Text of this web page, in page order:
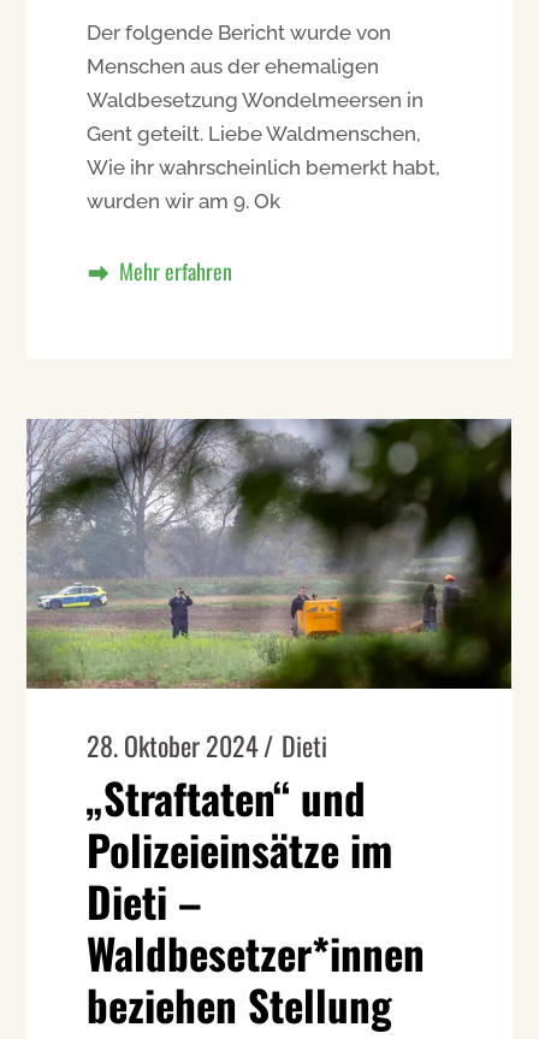
Der folgende Bericht wurde von
Menschen aus der ehemaligen
Waldbesetzung Wondelmeersen in
Gent geteilt. Liebe Waldmenschen,
Wie ihr wahrscheinlich bemerkt habt,
wurden wir am 9. Ok
28. Oktober 2024 Dieti
„Straftaten“ und
Polizeieinsätze im
Dieti –
Waldbesetzer*innen
beziehen Stellung